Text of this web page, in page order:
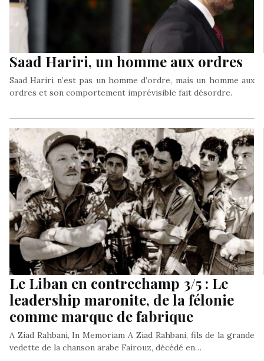
Saad Hariri, un homme aux ordres
Saad Hariri n’est pas un homme d’ordre, mais un homme aux
ordres et son comportement imprévisible fait désordre.
Le Liban en contrechamp 3/5 : Le
leadership maronite, de la félonie
comme marque de fabrique
A Ziad Rahbani, In Memoriam A Ziad Rahbani, fils de la grande
vedette de la chanson arabe Fairouz, décédé en…